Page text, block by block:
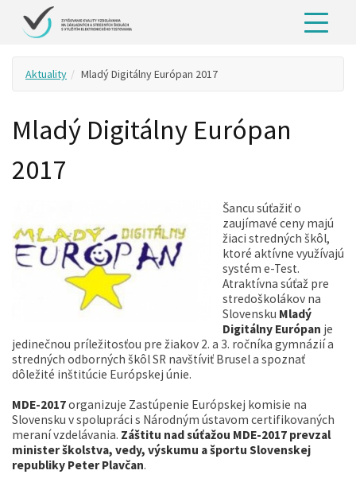
Aktuality Mladý Digitálny Európan 2017
Mladý Digitálny Európan
2017
Šancu súťažiť o
zaujímavé ceny majú
žiaci stredných škôl,
ktoré aktívne využívajú
systém e-Test.
Atraktívna súťaž pre
stredoškolákov na
Slovensku Mladý
Digitálny Európan je
jedinečnou príležitosťou pre žiakov 2. a 3. ročníka gymnázií a
stredných odborných škôl SR navštíviť Brusel a spoznať
dôležité inštitúcie Európskej únie.
MDE-2017organizuje Zastúpenie Európskej komisie na
Slovensku v spolupráci s Národným ústavom certifikovaných
meraní vzdelávania. Záštitu nad súťažou MDE-2017 prevzal
minister školstva, vedy, výskumu a športu Slovenskej
republiky Peter Plavčan.